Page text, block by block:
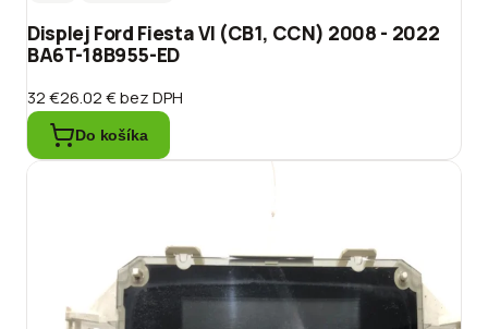
Displej Ford Fiesta VI (CB1, CCN) 2008 - 2022
BA6T-18B955-ED
32 €26.02 €bez DPH
Do košíka